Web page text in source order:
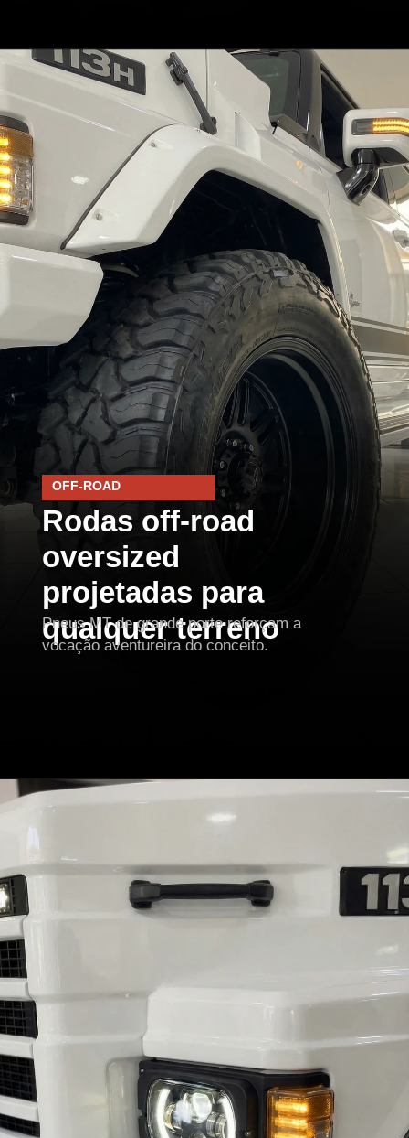
OFF-ROAD
Rodas off-road
oversized
projetadas para
qualquer terreno
Pneus MT de grande porte reforçam a
vocação aventureira do conceito.